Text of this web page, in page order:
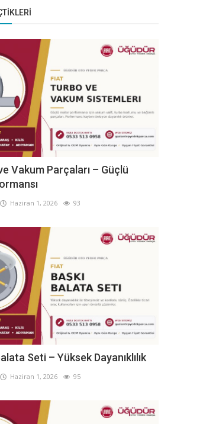
Vakum Parçaları – Güçlü
Haziran 1, 2026 93
Seti – Yüksek Dayanıklılık
Haziran 1, 2026 95